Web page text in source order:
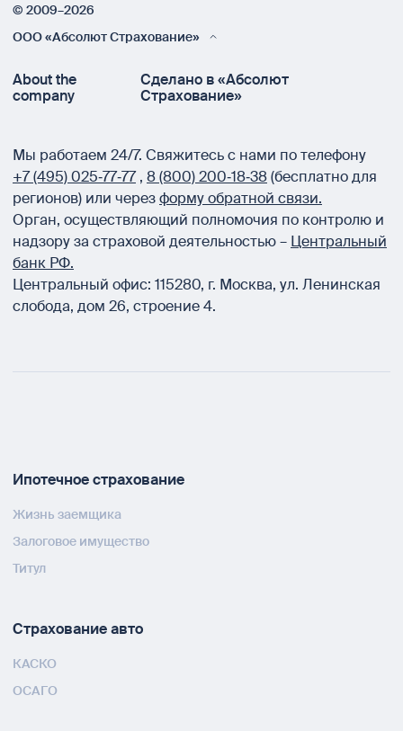
© 2009–2026
ООО «Абсолют Страхование»
About the
company
Сделано в «Абсолют
Страхование»
Мы работаем 24/7. Свяжитесь с нами по телефону
+7 (495) 025‑77‑77 , 8 (800) 200‑18‑38(бесплатно для
регионов) или черезформу обратной связи.
Орган, осуществляющий полномочия по контролю и
надзору за страховой деятельностью – Центральный
банк РФ.
Центральный офис: 115280, г. Москва, ул. Ленинская
слобода, дом 26, строение 4.
Ипотечное страхование
Жизнь заемщика
Залоговое имущество
Титул
Страхование авто
КАСКО
ОСАГО